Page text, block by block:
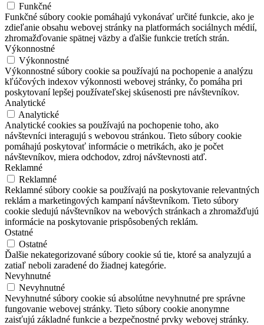
Funkčné
Funkčné súbory cookie pomáhajú vykonávať určité funkcie, ako je
zdieľanie obsahu webovej stránky na platformách sociálnych médií,
zhromažďovanie spätnej väzby a ďalšie funkcie tretích strán.
Výkonnostné
Výkonnostné
Výkonnostné súbory cookie sa používajú na pochopenie a analýzu
kľúčových indexov výkonnosti webovej stránky, čo pomáha pri
poskytovaní lepšej používateľskej skúsenosti pre návštevníkov.
Analytické
Analytické
Analytické cookies sa používajú na pochopenie toho, ako
návštevníci interagujú s webovou stránkou. Tieto súbory cookie
pomáhajú poskytovať informácie o metrikách, ako je počet
návštevníkov, miera odchodov, zdroj návštevnosti atď.
Reklamné
Reklamné
Reklamné súbory cookie sa používajú na poskytovanie relevantných
reklám a marketingových kampaní návštevníkom. Tieto súbory
cookie sledujú návštevníkov na webových stránkach a zhromažďujú
informácie na poskytovanie prispôsobených reklám.
Ostatné
Ostatné
Ďalšie nekategorizované súbory cookie sú tie, ktoré sa analyzujú a
zatiaľ neboli zaradené do žiadnej kategórie.
Nevyhnutné
Nevyhnutné
Nevyhnutné súbory cookie sú absolútne nevyhnutné pre správne
fungovanie webovej stránky. Tieto súbory cookie anonymne
zaisťujú základné funkcie a bezpečnostné prvky webovej stránky.